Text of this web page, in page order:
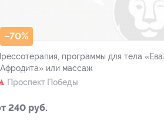
–70%
программы для тела
или массаж
Проспект Победы
240 руб.